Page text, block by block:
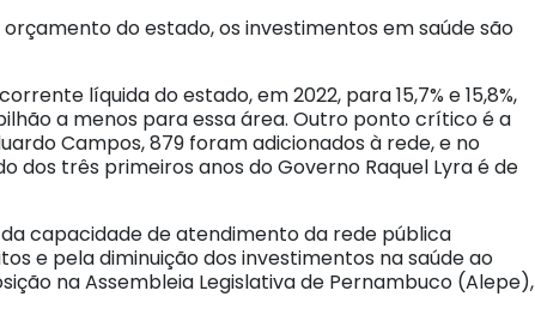
do estado, os investimentos em saúde são
líquida do estado, em 2022, para 15,7% e 15,8%,
a menos para essa área. Outro ponto crítico é a
Campos, 879 foram adicionados à rede, e no
dos três primeiros anos do Governo Raquel Lyra é de
capacidade de atendimento da rede pública
e pela diminuição dos investimentos na saúde ao
na Assembleia Legislativa de Pernambuco (Alepe),